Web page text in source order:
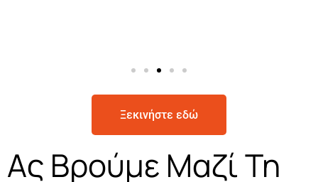
Ξεκινήστε εδώ
Ας Βρούμε Μαζί Τη